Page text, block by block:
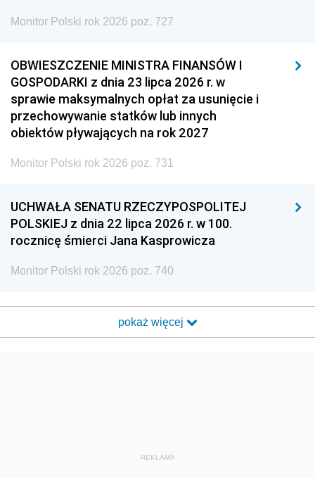
Monitor Polski rok 2026 poz. 727
OBWIESZCZENIE MINISTRA FINANSÓW I
GOSPODARKI z dnia 23 lipca 2026 r. w
sprawie maksymalnych opłat za usunięcie i
przechowywanie statków lub innych
obiektów pływających na rok 2027
Monitor Polski rok 2026 poz. 731
UCHWAŁA SENATU RZECZYPOSPOLITEJ
POLSKIEJ z dnia 22 lipca 2026 r. w 100.
rocznicę śmierci Jana Kasprowicza
Monitor Polski rok 2026 poz. 740
pokaż więcej
REKLAMA